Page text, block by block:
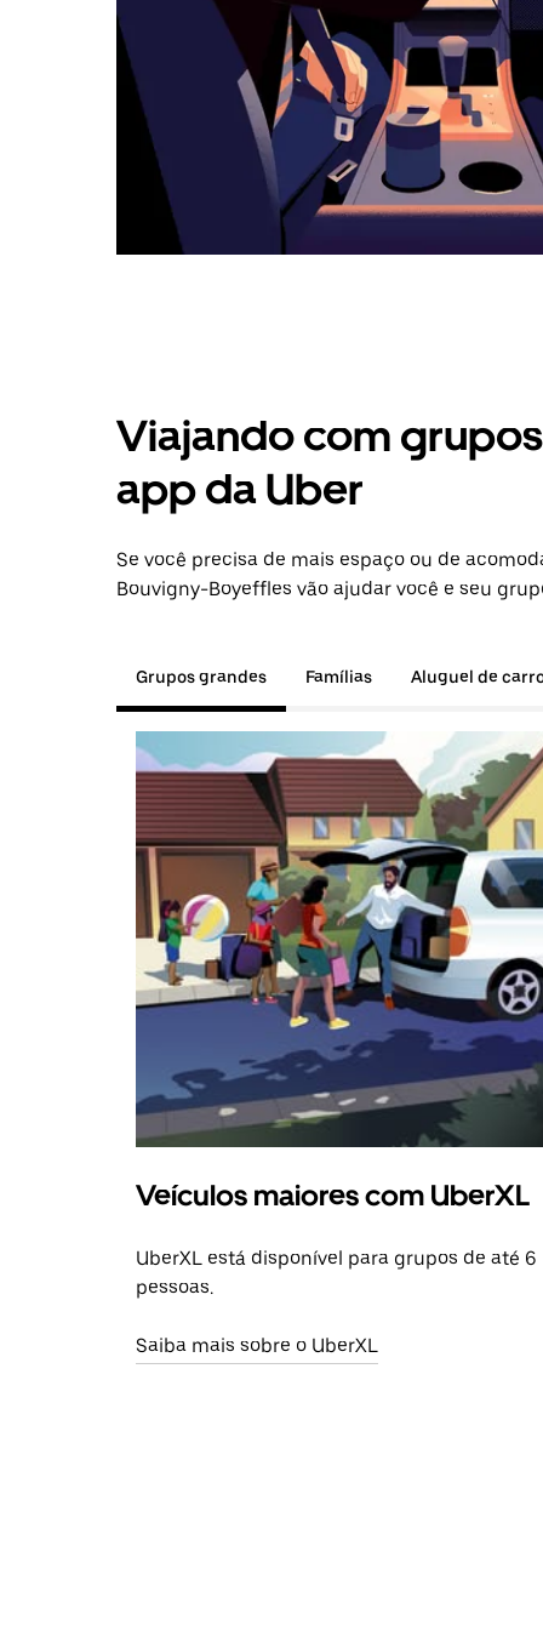
Viajando com
app da Uber
Se você precisa de mais espaço ou de
Bouvigny-Boyeffles vão ajudar você e seu
Grupos grandes Famílias Aluguel de
Veículos maiores com UberXL
UberXL está disponível para grupos de até 6
pessoas.
Saiba mais sobre o UberXL